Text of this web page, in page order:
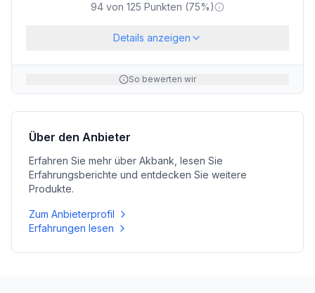
94 von 125 Punkten (75%)
Details anzeigen
So bewerten wir
Über den Anbieter
Erfahren Sie mehr über Akbank , lesen Sie
Erfahrungsberichte und entdecken Sie weitere
Produkte.
Zum Anbieterprofil
Erfahrungen lesen